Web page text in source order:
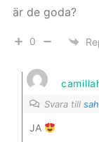
är de goda?
0
Svara till
JA